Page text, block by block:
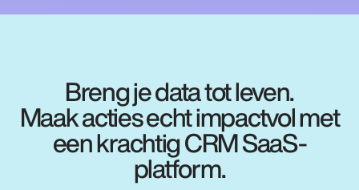
hun digitale transformatie om zo de betrokkenheid en
Breng je data tot leven.
Maak acties echt impactvol met
een krachtig CRM SaaS-
platform.